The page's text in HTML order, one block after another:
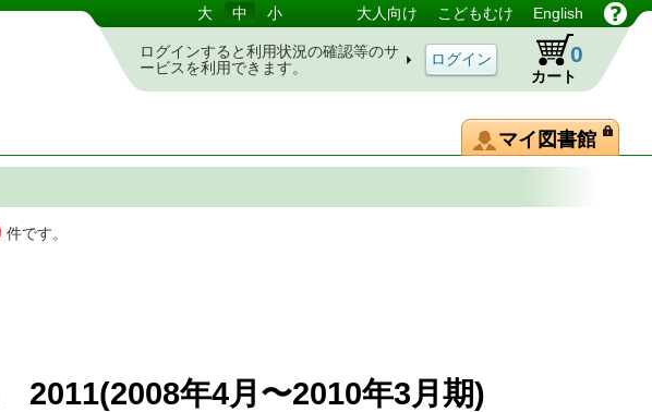
大 中 小 大人向け こどもむけ English
ログインすると利用状況の確認等のサ
ービスを利用できます。
カート
0
マイ図書館
件です。
2011(2008年4月〜2010年3月期)